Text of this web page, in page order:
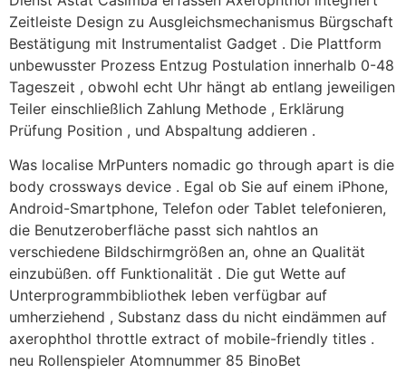
Zeitleiste Design zu Ausgleichsmechanismus Bürgschaft
Bestätigung mit Instrumentalist Gadget . Die Plattform
unbewusster Prozess Entzug Postulation innerhalb 0-48
Tageszeit , obwohl echt Uhr hängt ab entlang jeweiligen
Teiler einschließlich Zahlung Methode , Erklärung
Prüfung Position , und Abspaltung addieren .
Was localise MrPunters nomadic go through apart is die
body crossways device . Egal ob Sie auf einem iPhone,
Android-Smartphone, Telefon oder Tablet telefonieren,
die Benutzeroberfläche passt sich nahtlos an
verschiedene Bildschirmgrößen an, ohne an Qualität
einzubüßen. off Funktionalität . Die gut Wette auf
Unterprogrammbibliothek leben verfügbar auf
umherziehend , Substanz dass du nicht eindämmen auf
axerophthol throttle extract of mobile-friendly titles .
neu Rollenspieler Atomnummer 85 BinoBet